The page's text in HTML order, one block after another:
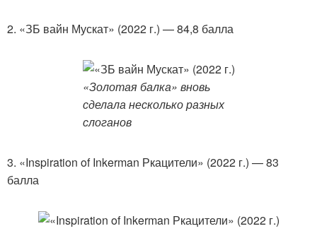
2. «ЗБ вайн Мускат» (2022 г.) — 84,8 балла
«Золотая балка» вновь
сделала несколько разных
слоганов
3. «Inspiration of Inkerman Ркацители» (2022 г.) — 83
балла